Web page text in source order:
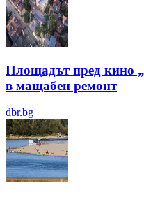
Площадът пред кино
в мащабен ремонт
dbr.bg